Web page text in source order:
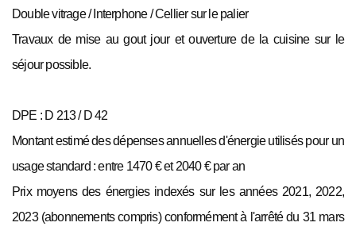
Double vitrage / Interphone / Cellier sur le palier
Travaux de mise au gout jour et ouverture de la cuisine sur le
séjour possible.
DPE : D 213 / D 42
Montant estimé des dépenses annuelles d'énergie utilisés pour un
usage standard : entre 1470 € et 2040 € par an
Prix moyens des énergies indexés sur les années 2021, 2022,
2023 (abonnements compris) conformément à l'arrêté du 31 mars